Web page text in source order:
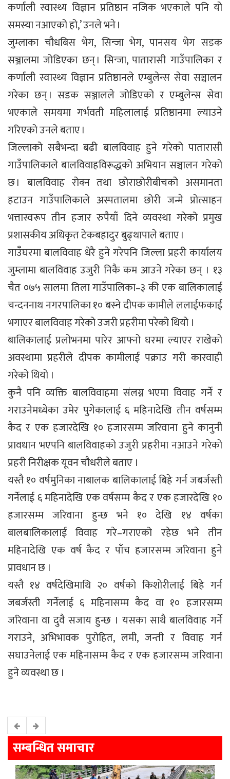
कर्णाली स्वास्थ्य विज्ञान प्रतिष्ठान नजिक भएकाले पनि यो
समस्या नआएको हो,’ उनले भने ।
जुम्लाका चौधबिस भेग, सिन्जा भेग, पानसय भेग सडक
सञ्जालमा जोडिएका छन् । सिन्जा, पातारासी गाउँपालिका र
कर्णाली स्वास्थ्य विज्ञान प्रतिष्ठानले एम्बुलेन्स सेवा सञ्चालन
गरेका छन् । सडक सञ्जालले जोडिएको र एम्बुलेन्स सेवा
भएकाले समयमा गर्भवती महिलालाई प्रतिष्ठानमा ल्याउने
गरिएको उनले बताए ।
जिल्लाको सबैभन्दा बढी बालविवाह हुने गरेको पातारासी
गाउँपालिकाले बालविवाहविरूद्धको अभियान सञ्चालन गरेको
छ । बालविवाह रोक्न तथा छोराछोरीबीचको असमानता
हटाउन गाउँपालिकाले अस्पतालमा छोरी जन्मे प्रोत्साहन
भत्तास्वरूप तीन हजार रुपैयाँ दिने व्यवस्था गरेको प्रमुख
प्रशासकीय अधिकृत टेकबहादुर बुढ्थापाले बताए ।
गाउँँघरमा बालविवाह धेरै हुने गरेपनि जिल्ला प्रहरी कार्यालय
जुम्लामा बालविवाह उजुरी निकै कम आउने गरेका छन् । १३
चैत ०७५ सालमा तिला गाउँपालिका–३ की एक बालिकालाई
चन्दननाथ नगरपालिका १० बस्ने दीपक कामीले ललाईफकाई
भगाएर बालविवाह गरेको उजरी प्रहरीमा परेको थियो ।
बालिकालाई प्रलोभनमा पारेर आफ्नो घरमा ल्याएर राखेको
अवस्थामा प्रहरीले दीपक कामीलाई पक्राउ गरी कारवाही
गरेको थियो ।
कुनै पनि व्यक्ति बालविवाहमा संलग्न भएमा विवाह गर्ने र
गराउनेमध्येका उमेर पुगेकालाई ६ महिनादेखि तीन वर्षसम्म
कैद र एक हजारदेखि १० हजारसम्म जरिवाना हुने कानुनी
प्रावधान भएपनि बालविवाहको उजुरी प्रहरीमा नआउने गरेको
प्रहरी निरीक्षक यूवन चौधरीले बताए ।
यस्तै १० वर्षमुनिका नाबालक बालिकालाई बिहे गर्न जबर्जस्ती
गर्नेलाई ६ महिनादेखि एक वर्षसम्म कैद र एक हजारदेखि १०
हजारसम्म जरिवाना हुन्छ भने १० देखि १४ वर्षका
बालबालिकालाई विवाह गरे–गराएको रहेछ भने तीन
महिनादेखि एक वर्ष कैद र पाँच हजारसम्म जरिवाना हुने
प्रावधान छ ।
यस्तै १४ वर्षदेखिमाथि २० वर्षको किशोरीलाई बिहे गर्न
जबर्जस्ती गर्नेलाई ६ महिनासम्म कैद वा १० हजारसम्म
जरिवाना वा दुवै सजाय हुन्छ । यसका साथै बालविवाह गर्ने
गराउने, अभिभावक पुरोहित, लमी, जन्ती र विवाह गर्न
सघाउनेलाई एक महिनासम्म कैद र एक हजारसम्म जरिवाना
हुने व्यवस्था छ ।
सम्बन्धित समाचार